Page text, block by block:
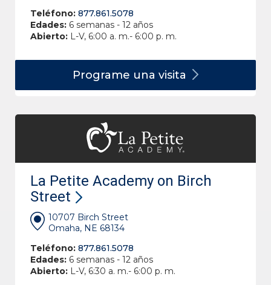
Teléfono: 877.861.5078
Edades: 6 semanas - 12 años
Abierto: L-V, 6:00 a. m.- 6:00 p. m.
Programe una visita
La Petite Academy on Birch
Street
10707 Birch Street
Omaha, NE 68134
Teléfono: 877.861.5078
Edades: 6 semanas - 12 años
Abierto: L-V, 6:30 a. m.- 6:00 p. m.